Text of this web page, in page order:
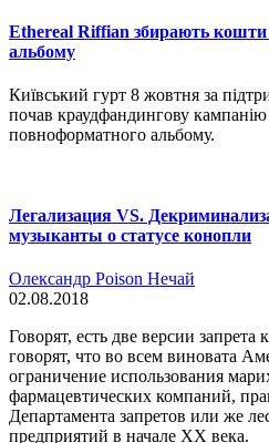
Ethereal Riffian збирають кошти
альбому
Київський гурт 8 жовтня за
почав краудфандингову
повноформатного альбому.
Легализация VS.
музыканты о статусе конопли
Олександр Poison Нечай
02.08.2018
Говорят, есть две версии
говорят, что во всем виновата
ограничение использования
фармацевтических компаний,
Департамента запретов или же
предприятий в начале ХХ века.